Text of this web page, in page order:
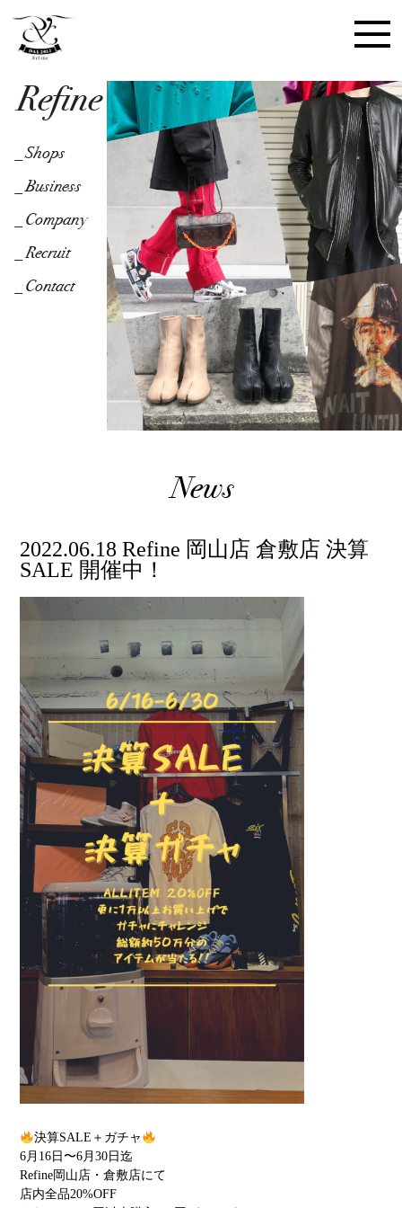
Refine
_Shops
_Business
_Company
_Recruit
_Contact
_Business
_Company
News
2022.06.18 Refine 岡山店 倉敷店 決算
SALE 開催中！
決算SALE＋ガチャ
6月16日〜6月30日迄
Refine岡山店・倉敷店にて
店内全品20%OFF